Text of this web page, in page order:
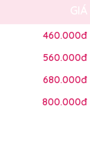
GIÁ
460.000đ
560.000đ
680.000đ
800.000đ